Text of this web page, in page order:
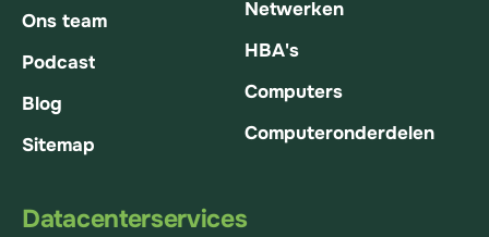
Ons team
Podcast
Blog
Sitemap
Netwerken
HBA's
Computers
Computeronderdelen
Datacenterservices